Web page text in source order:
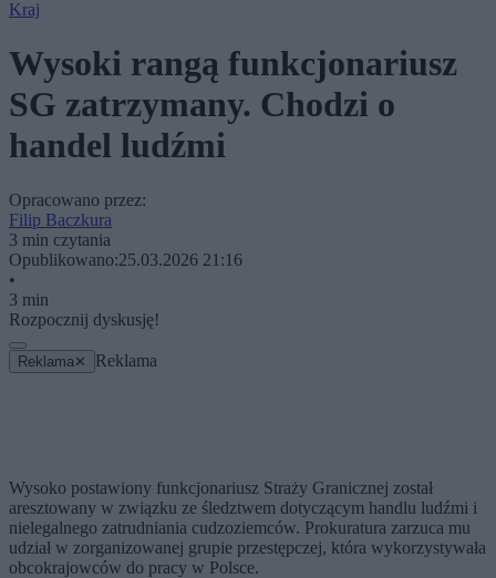
Kraj
Wysoki rangą funkcjonariusz
SG zatrzymany. Chodzi o
handel ludźmi
Opracowano przez:
Filip Baczkura
3 min czytania
Opublikowano:25.03.2026 21:16
•
3 min
Rozpocznij dyskusję!
Reklama ✕ Reklama
Wysoko postawiony funkcjonariusz Straży Granicznej został
aresztowany w związku ze śledztwem dotyczącym handlu ludźmi i
nielegalnego zatrudniania cudzoziemców. Prokuratura zarzuca mu
udział w zorganizowanej grupie przestępczej, która wykorzystywała
obcokrajowców do pracy w Polsce.